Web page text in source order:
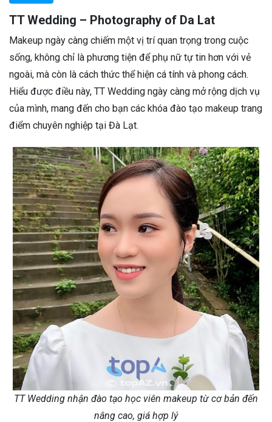
TT Wedding – Photography of Da Lat
Makeup ngày càng chiếm một vị trí quan trọng trong cuộc
sống, không chỉ là phương tiện để phụ nữ tự tin hơn với vẻ
ngoài, mà còn là cách thức thể hiện cá tính và phong cách.
Hiểu được điều này, TT Wedding ngày càng mở rộng dịch vụ
của mình, mang đến cho bạn các khóa đào tạo makeup trang
điểm chuyên nghiệp tại Đà Lạt.
TT Wedding nhận đào tạo học viên makeup từ cơ bản đến
nâng cao, giá hợp lý